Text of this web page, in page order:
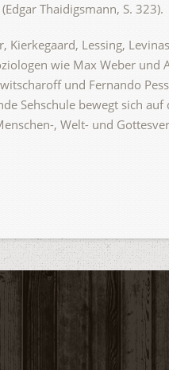
Thaidigsmann, S. 323).
Lessing,
wie Max Weber und
und Fernando
Sehschule bewegt sich
, Welt- und